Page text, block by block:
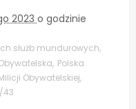
2023 o godzinie
służb mundurowych,
, Polska
Obywatelskiej,
43